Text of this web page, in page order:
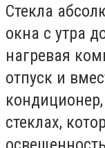
Стекла
окна с утра
нагревая
отпуск и
стеклах,